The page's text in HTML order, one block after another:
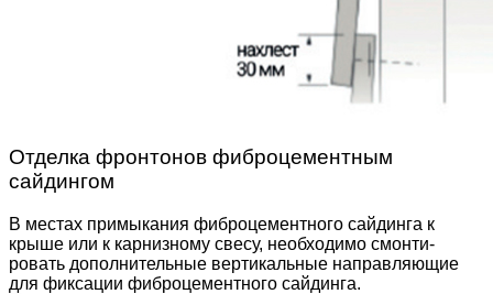
Отделка фронтонов фиброцементным
сайдингом
В местах примыкания фиброцементного сайдинга к
крыше или к карнизному свесу, необходимо смонти­
ровать дополнительные вертикальные направляю­щие
для фиксации фиброцементного сайдинга.